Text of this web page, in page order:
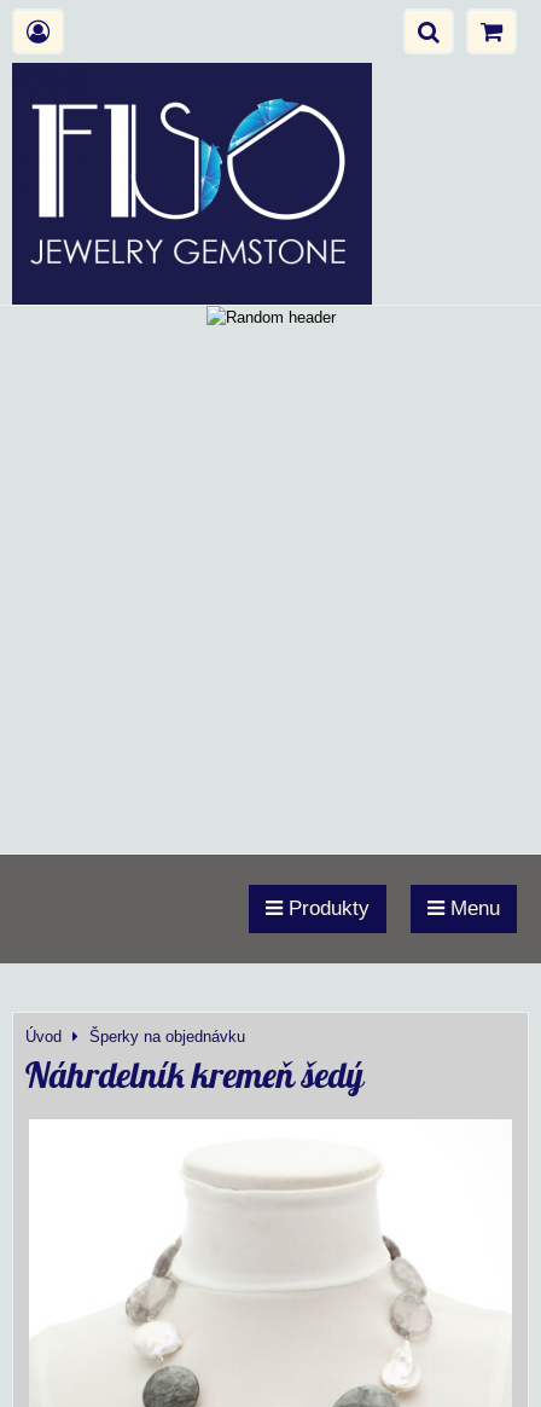
Produkty Menu
Úvod Šperky na objednávku
Náhrdelník kremeň šedý